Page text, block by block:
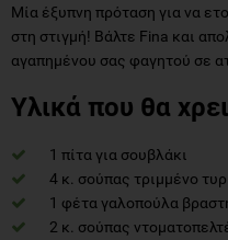
Μία έξυπνη πρόταση για να
στη στιγμή! Βάλτε Fina και
αγαπημένου σας φαγητού σε
Υλικά που θα
1 πίτα για σουβλάκι
4 κ. σούπας τριμμένο
1 φέτα γαλοπούλα
2 κ. σούπας